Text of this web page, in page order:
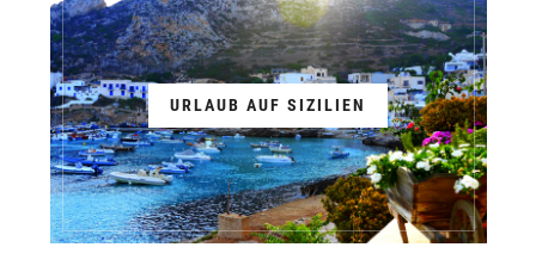
URLAUB AUF SIZILIEN